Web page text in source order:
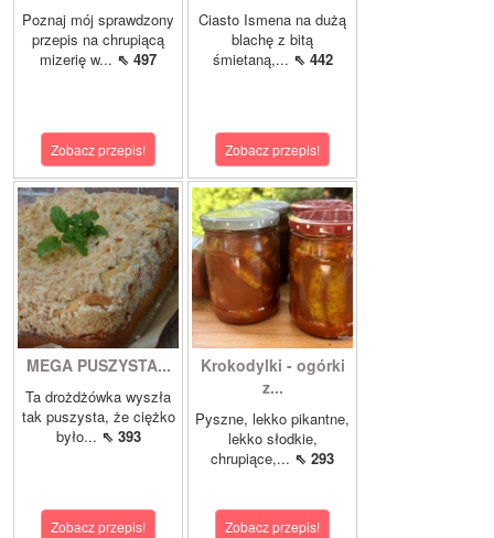
Poznaj mój sprawdzony
przepis na chrupiącą
mizerię w... ⇖ 497
Zobacz przepis!
Ciasto Ismena na dużą
blachę z bitą
śmietaną,... ⇖ 442
Zobacz przepis!
MEGA PUSZYSTA...
Ta drożdżówka wyszła
tak puszysta, że ciężko
było... ⇖ 393
Zobacz przepis!
Krokodylki - ogórki
z...
Pyszne, lekko pikantne,
lekko słodkie,
chrupiące,... ⇖ 293
Zobacz przepis!